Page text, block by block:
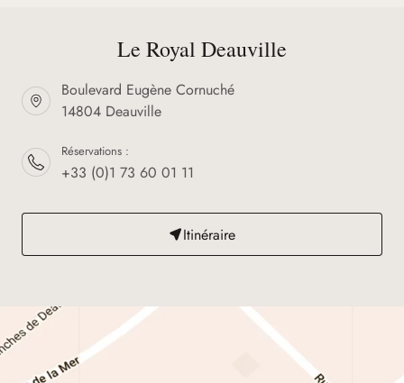
Le Royal Deauville
Boulevard Eugène Cornuché
14804 Deauville
Réservations :
+33 (0)1 73 60 01 11
Itinéraire